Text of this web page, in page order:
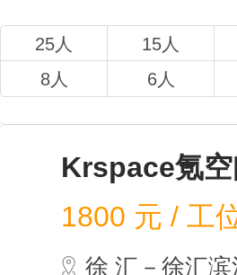
25人 15人
8人
6人
Krspace氪
1800 元 / 工
徐 汇－徐汇滨